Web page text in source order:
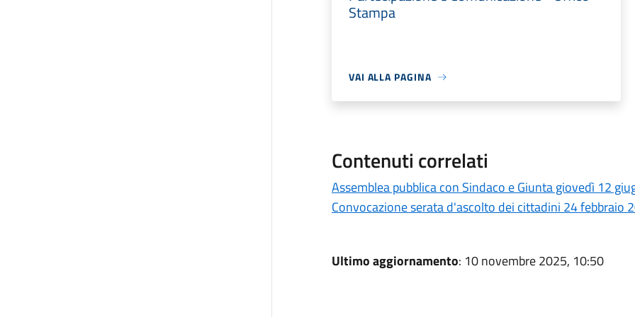
Stampa
VAI ALLA PAGINA
Contenuti correlati
Assemblea pubblica con Sindaco e Giunta giovedì 12
Convocazione serata d'ascolto dei cittadini 24 febbraio
Ultimo aggiornamento: 10 novembre 2025, 10:50